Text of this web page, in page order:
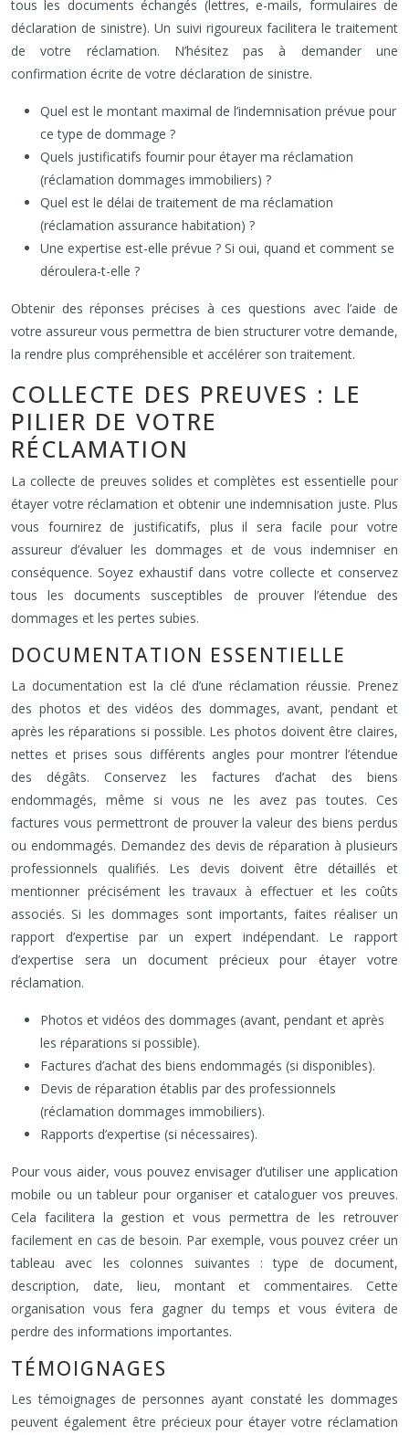
tous les documents échangés (lettres, e-mails, formulaires de
déclaration de sinistre). Un suivi rigoureux facilitera le traitement
de votre réclamation. N’hésitez pas à demander une
confirmation écrite de votre déclaration de sinistre.
Quel est le montant maximal de l’indemnisation prévue pour
ce type de dommage ?
Quels justificatifs fournir pour étayer ma réclamation
(réclamation dommages immobiliers) ?
Quel est le délai de traitement de ma réclamation
(réclamation assurance habitation) ?
Une expertise est-elle prévue ? Si oui, quand et comment se
déroulera-t-elle ?
Obtenir des réponses précises à ces questions avec l’aide de
votre assureur vous permettra de bien structurer votre demande,
la rendre plus compréhensible et accélérer son traitement.
COLLECTE DES PREUVES : LE
PILIER DE VOTRE
RÉCLAMATION
La collecte de preuves solides et complètes est essentielle pour
étayer votre réclamation et obtenir une indemnisation juste. Plus
vous fournirez de justificatifs, plus il sera facile pour votre
assureur d’évaluer les dommages et de vous indemniser en
conséquence. Soyez exhaustif dans votre collecte et conservez
tous les documents susceptibles de prouver l’étendue des
dommages et les pertes subies.
DOCUMENTATION ESSENTIELLE
La documentation est la clé d’une réclamation réussie. Prenez
des photos et des vidéos des dommages, avant, pendant et
après les réparations si possible. Les photos doivent être claires,
nettes et prises sous différents angles pour montrer l’étendue
des dégâts. Conservez les factures d’achat des biens
endommagés, même si vous ne les avez pas toutes. Ces
factures vous permettront de prouver la valeur des biens perdus
ou endommagés. Demandez des devis de réparation à plusieurs
professionnels qualifiés. Les devis doivent être détaillés et
mentionner précisément les travaux à effectuer et les coûts
associés. Si les dommages sont importants, faites réaliser un
rapport d’expertise par un expert indépendant. Le rapport
d’expertise sera un document précieux pour étayer votre
réclamation.
Photos et vidéos des dommages (avant, pendant et après
les réparations si possible).
Factures d’achat des biens endommagés (si disponibles).
Devis de réparation établis par des professionnels
(réclamation dommages immobiliers).
Rapports d’expertise (si nécessaires).
Pour vous aider, vous pouvez envisager d’utiliser une application
mobile ou un tableur pour organiser et cataloguer vos preuves.
Cela facilitera la gestion et vous permettra de les retrouver
facilement en cas de besoin. Par exemple, vous pouvez créer un
tableau avec les colonnes suivantes : type de document,
description, date, lieu, montant et commentaires. Cette
organisation vous fera gagner du temps et vous évitera de
perdre des informations importantes.
TÉMOIGNAGES
Les témoignages de personnes ayant constaté les dommages
peuvent également être précieux pour étayer votre réclamation